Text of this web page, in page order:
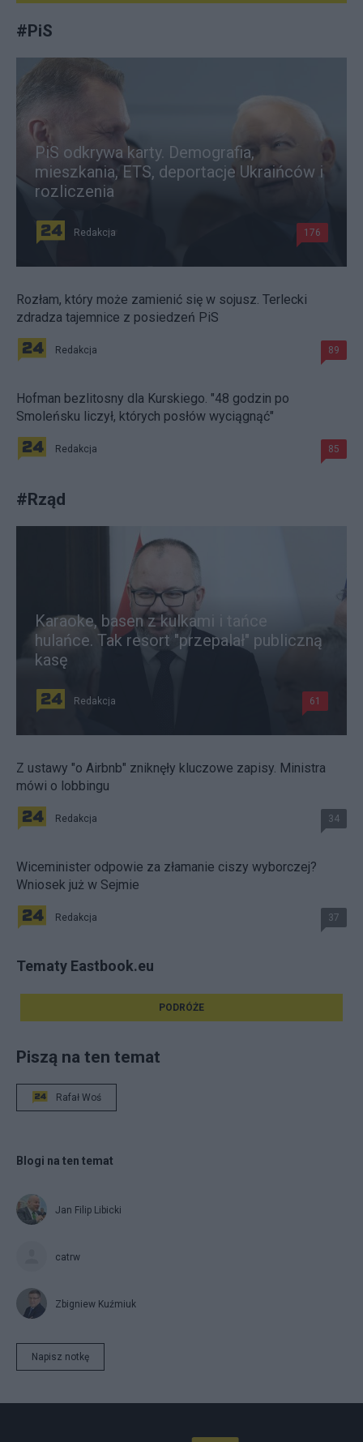
#PiS
PiS odkrywa karty. Demografia,
mieszkania, ETS, deportacje Ukraińców i
rozliczenia
Redakcja 176
Rozłam, który może zamienić się w sojusz. Terlecki
zdradza tajemnice z posiedzeń PiS
Redakcja 89
Hofman bezlitosny dla Kurskiego. "48 godzin po
Smoleńsku liczył, których posłów wyciągnąć"
Redakcja 85
#Rząd
Karaoke, basen z kulkami i tańce
hulańce. Tak resort "przepalał" publiczną
kasę
Redakcja 61
Z ustawy "o Airbnb" zniknęły kluczowe zapisy. Ministra
mówi o lobbingu
Redakcja 34
Wiceminister odpowie za złamanie ciszy wyborczej?
Wniosek już w Sejmie
Redakcja 37
Tematy Eastbook.eu
PODRÓŻE
Piszą na ten temat
Rafał Woś
Blogi na ten temat
Jan Filip Libicki
catrw
Zbigniew Kuźmiuk
Napisz notkę